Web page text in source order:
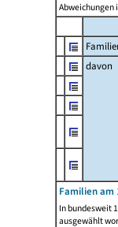
Abweichungen
davon
Familien am
In bundesweit
ausgewählt